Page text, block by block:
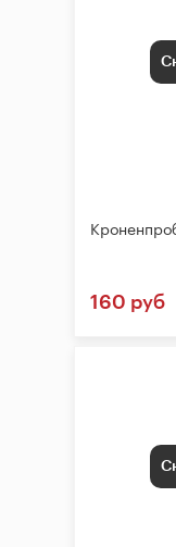
160 руб